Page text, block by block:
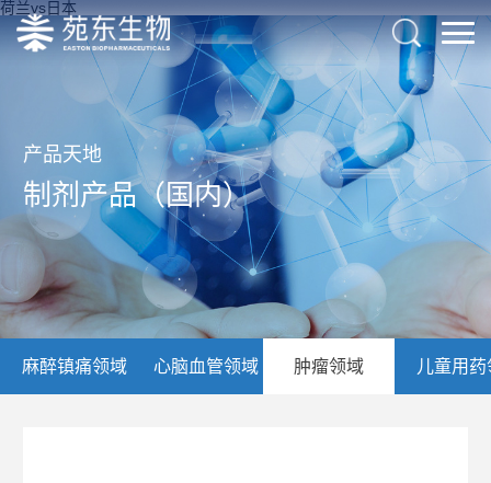
荷兰vs日本
产品天地
制剂产品（国内）
麻醉镇痛领域 心脑血管领域 肿瘤领域 儿童用药